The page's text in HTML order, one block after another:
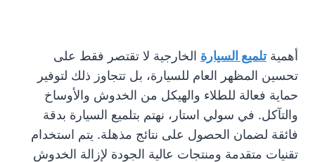
أهميةتلميع السيارة الخارجية لا تقتصر فقط على
تحسين المظهر العام للسيارة، بل تتجاوز ذلك لتوفير
حماية فعالة للطلاء والهيكل من الخدوش والأوساخ
والتآكل. في سولي استار، نهتم بتلميع السيارة بدقة
فائقة لضمان الحصول على نتائج مذهلة. يتم استخدام
تقنيات متقدمة ومنتجات عالية الجودة لإزالة الخدوش